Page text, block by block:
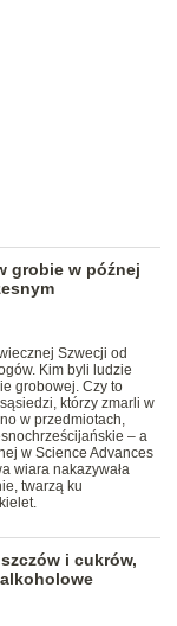
grobie w późnej
Szwecji od
Kim byli ludzie
grobowej. Czy to
którzy zmarli w
w przedmiotach,
– a
w Science Advances
wiara nakazywała
twarzą ku
i cukrów,